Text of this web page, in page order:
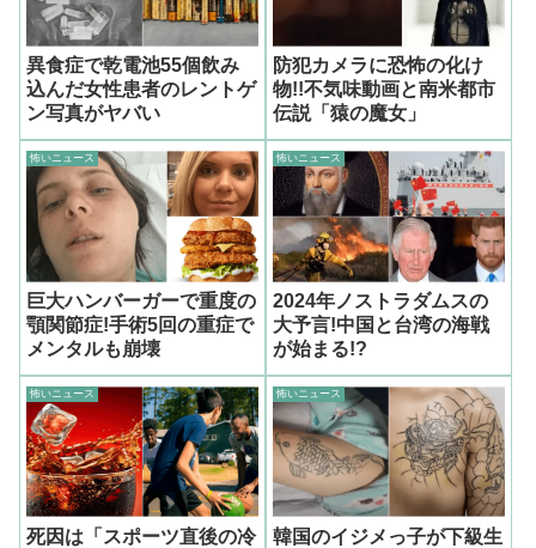
異食症で乾電池55個飲み
込んだ女性患者のレントゲ
ン写真がヤバい
防犯カメラに恐怖の化け
物!!不気味動画と南米都市
伝説「猿の魔女」
怖いニュース
巨大ハンバーガーで重度の
顎関節症!手術5回の重症で
メンタルも崩壊
怖いニュース
2024年ノストラダムスの
大予言!中国と台湾の海戦
が始まる!?
怖いニュース
死因は「スポーツ直後の冷
怖いニュース
韓国のイジメっ子が下級生